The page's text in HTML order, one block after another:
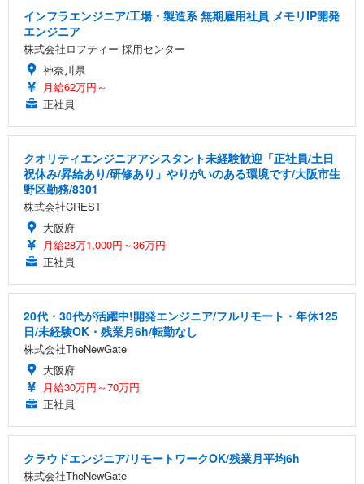
インフラエンジニア/工場・製造系 無期雇用社員 メモリIP開発
エンジニア
株式会社ロフティー 採用センター
神奈川県
月給62万円～
正社員
クオリティエンジニアアシスタント未経験歓迎「正社員/土日
祝休み/昇給あり/研修あり」やりがいのある環境です/大阪市生
野区勤務/8301
株式会社CREST
大阪府
月給28万1,000円～36万円
正社員
20代・30代が活躍中!開発エンジニア/フルリモート・年休125
日/未経験OK・残業月6h/転勤なし
株式会社TheNewGate
大阪府
月給30万円～70万円
正社員
クラウドエンジニア/リモートワークOK/残業月平均6h
株式会社TheNewGate